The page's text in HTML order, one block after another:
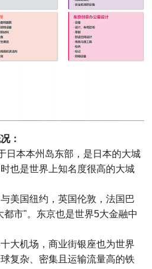
：
本本州岛东部，是日本的大城
也是世界上知名度很高的大城
国纽约，英国伦敦，法国巴
市"。东京也是世界5大金融中
机场，商业街银座也为世界
复杂、密集且运输流量高的铁